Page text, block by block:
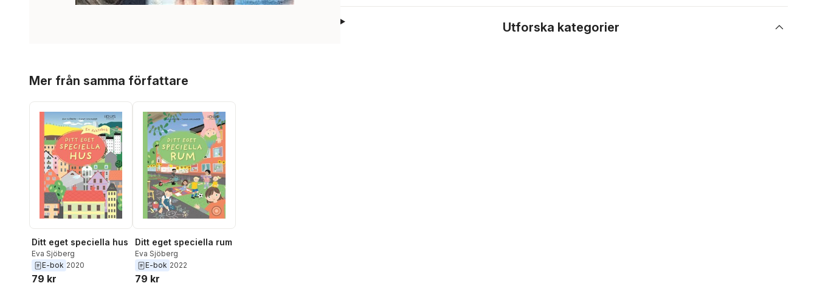
Utforska kategorier
Mer från samma författare
Ditt eget speciella hus
Eva Sjöberg
E-bok 2020
79 kr
Ditt eget speciella rum
Eva Sjöberg
E-bok 2022
79 kr